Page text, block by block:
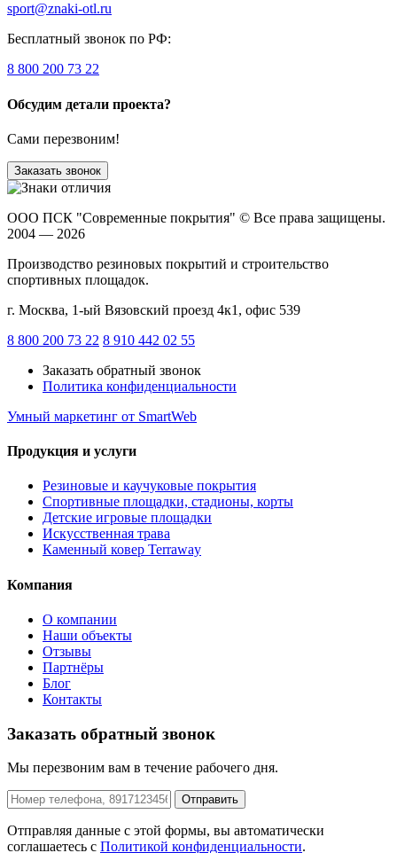
sport@znaki-otl.ru
Бесплатный звонок по РФ:
8 800 200 73 22
Обсудим детали проекта?
Сами перезвоним!
Заказать звонок
ООО ПСК "Современные покрытия" © Все права защищены.
2004 — 2026
Производство резиновых покрытий и строительство
спортивных площадок.
г. Москва, 1-ый Вязовский проезд 4к1, офис 539
8 800 200 73 22 8 910 442 02 55
Заказать обратный звонок
Политика конфиденциальности
Умный маркетинг от SmartWeb
Продукция и услуги
Резиновые и каучуковые покрытия
Спортивные площадки, стадионы, корты
Детские игровые площадки
Искусственная трава
Каменный ковер Terraway
Компания
О компании
Наши объекты
Отзывы
Партнёры
Блог
Контакты
Заказать обратный звонок
Мы перезвоним вам в течение рабочего дня.
Отправить
Отправляя данные с этой формы, вы автоматически
соглашаетесь с Политикой конфиденциальности.